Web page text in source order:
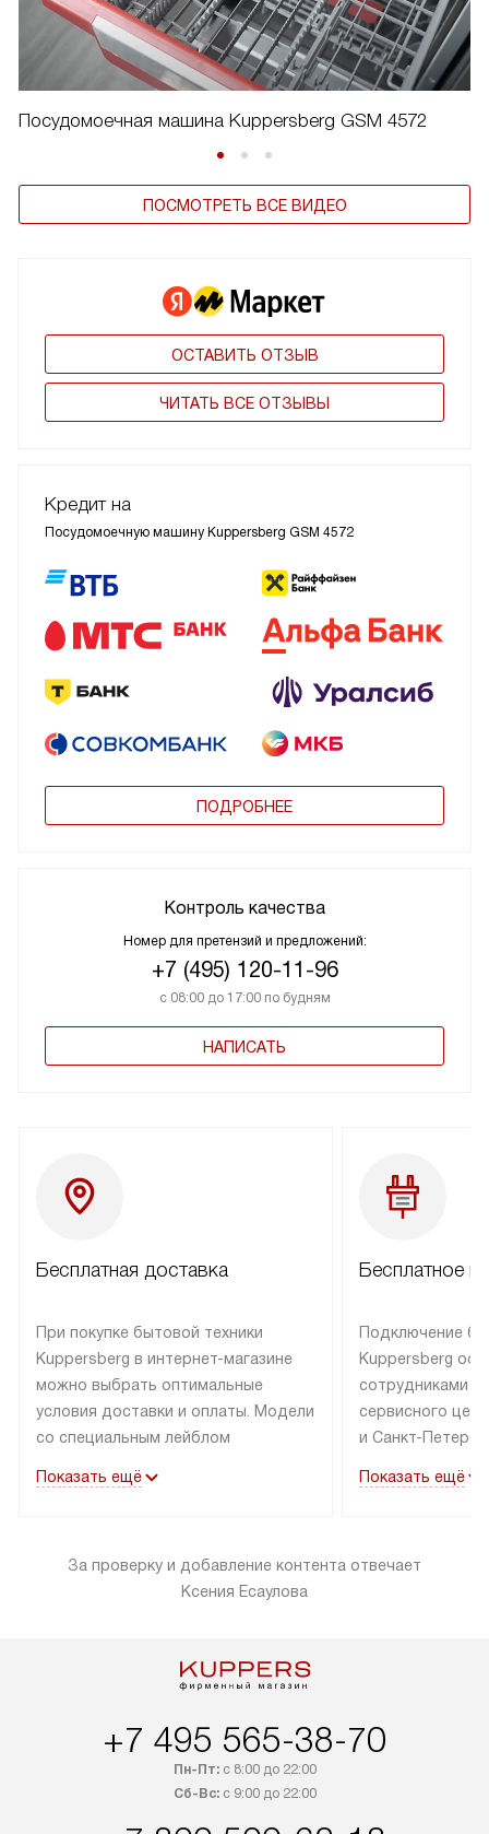
Посудомоечная машина Kuppersberg GSM 4572
ПОСМОТРЕТЬ ВСЕ ВИДЕО
ОСТАВИТЬ ОТЗЫВ
ЧИТАТЬ ВСЕ ОТЗЫВЫ
Кредит на
Посудомоечную машину Kuppersberg GSM 4572
ПОДРОБНЕЕ
Контроль качества
Номер для претензий и предложений:
+7 (495) 120-11-96
с 08:00 до 17:00 по будням
НАПИСАТЬ
Бесплатная доставка
При покупке бытовой техники
Kuppersberg в интернет-магазине
можно выбрать оптимальные
условия доставки и оплаты. Модели
со специальным лейблом
в пределах МКАД до подъезда,
«в наличии» может быть отправлен
покупателю в течение трех дней.
через транспортную компанию.
компания бесплатно доставит ваш
заказ до представительства
транспортной компании в Москве.
Пожалуйста, уточняйте условия
Показать ещё
Бесплатное
Подключение
Kuppersberg
сотрудниками
сервисного
и Санкт-
подключается к
за пределы
от категории
Показать ещё
За проверку и добавление контента отвечает
Ксения Есаулова
+7 495 565-38-70
Пн-Пт:с 8:00 до 22:00
Сб-Вс:с 9:00 до 22:00